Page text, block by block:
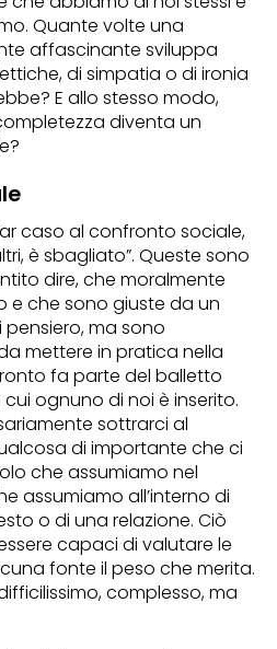
Quante volte una
affascinante sviluppa
di simpatia o di ironia
E allo stesso modo,
diventa un
caso al confronto sociale,
è sbagliato”. Queste sono
dire, che moralmente
e che sono giuste da un
ma sono
mettere in pratica nella
fa parte del balletto
ognuno di noi è inserito.
sottrarci al
di importante che ci
che assumiamo nel
assumiamo all’interno di
o di una relazione. Ciò
capaci di valutare le
fonte il peso che merita.
complesso, ma